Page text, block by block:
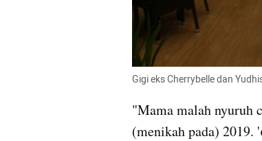
Gigi eks Cherrybelle dan
"Mama malah nyuruh
(menikah pada) 2019. '